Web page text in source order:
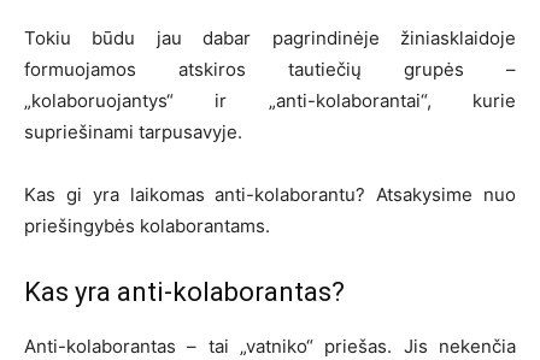
Tokiu būdu jau dabar pagrindinėje žiniasklaidoje
formuojamos atskiros tautiečių grupės –
„kolaboruojantys“ ir „anti-kolaborantai“, kurie
supriešinami tarpusavyje.
Kas gi yra laikomas anti-kolaborantu? Atsakysime nuo
priešingybės kolaborantams.
Kas yra anti-kolaborantas?
Anti-kolaborantas – tai „vatniko“ priešas. Jis nekenčia